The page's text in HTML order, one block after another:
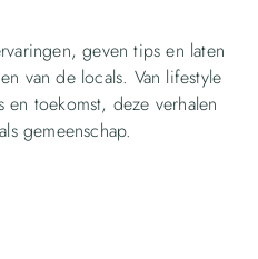
geven tips en laten
van de locals. Van lifestyle
toekomst, deze verhalen
gemeenschap.